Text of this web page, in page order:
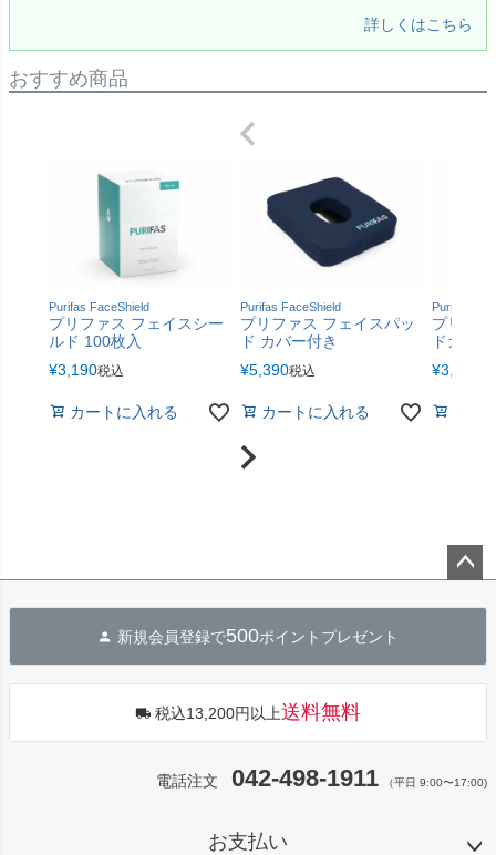
詳しくはこちら
おすすめ商品
Purifas FaceShield
プリファス フェイスシー
ルド 100枚入
¥3,190税込
カートに入れる
Purifas FaceShield
プリファス フェイスパッ
ド カバー付き
¥5,390税込
カートに入れる
Purifas
プリフ
ドカバー
¥3,080
へ
新規会員登録で500ポイントプレゼント
税込13,200円以上送料無料
電話注文 042-498-1911 （平日 9:00〜17:00)
お支払い